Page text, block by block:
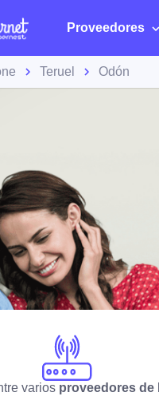
Proveedores
Teruel Odón
varios proveedores de